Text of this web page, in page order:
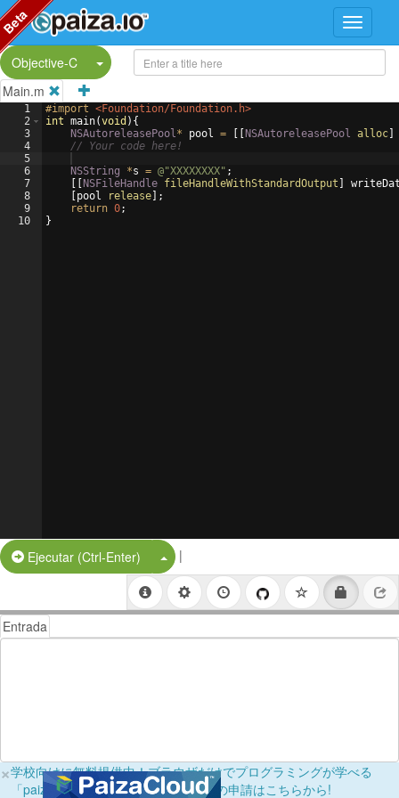
Objective-C
Split Button!
Main.m
1
2
3
4
5
6
7
8
9
10
#import <Foundation/Foundation.h>
int main(void ) {
NSAutoreleasePool* pool = NSAutoreleasePool alloc
// Your code here!
NSString
*s = @"XXXXXXXX" ;
NSFileHandle fileHandleWithStandardOutput
pool release
;
return 0;
}
Ejecutar (Ctrl-Enter) Split Button!
|
Entrada
×学校向けに無料提供中！ブラウザだけでプログラミングが学べる
「paizaラーニング学校フリーパス」の申請はこちらから!